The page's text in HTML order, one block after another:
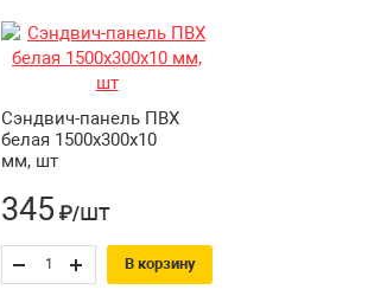
Сэндвич-панель ПВХ
белая 1500х300х10
мм, шт
345 ₽/шт
В корзину